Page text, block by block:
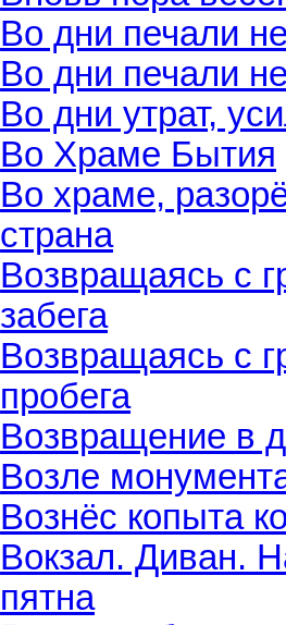
Во дни печали
Во дни печали
Во дни утрат,
Во Храме Бытия
Во храме,
страна
Возвращаясь с
забега
Возвращаясь с
пробега
Возвращение в
Возле
Вознёс копыта
Вокзал. Диван.
пятна